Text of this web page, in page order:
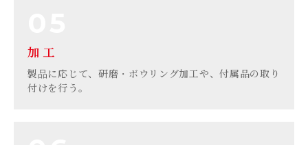
加工
製品に応じて、研磨・ボウリング加工や、付属品の取り
付けを行う。